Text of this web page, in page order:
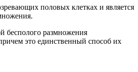
половых клетках и является
бесполого размножения
это единственный способ их